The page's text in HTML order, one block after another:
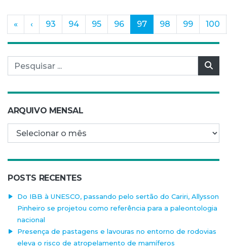
« ‹ 93 94 95 96 97(current)
98 99 100
Pesquisar por:
ARQUIVO MENSAL
Arquivo mensal
POSTS RECENTES
Do IBB à UNESCO, passando pelo sertão do Cariri, Allysson
Pinheiro se projetou como referência para a paleontologia
nacional
Presença de pastagens e lavouras no entorno de rodovias
eleva o risco de atropelamento de mamíferos